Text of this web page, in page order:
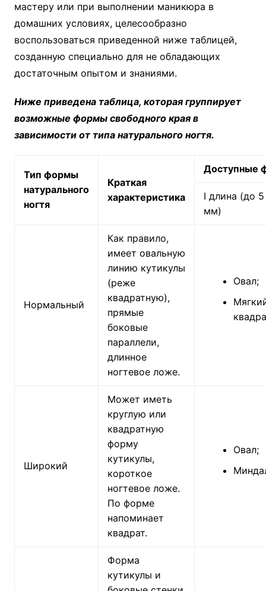
мастеру или при выполнении маникюра в
домашних условиях, целесообразно
воспользоваться приведенной ниже таблицей,
созданную специально для не обладающих
достаточным опытом и знаниями.
Ниже приведена таблица, которая группирует
возможные формы свободного края в
зависимости от типа натурального ногтя.
Тип формы
натурального
ногтя
Краткая
характеристика
Доступные
І длина (до 5
мм)
Нормальный
Как правило,
имеет овальную
линию кутикулы
(реже
квадратную),
прямые
боковые
параллели,
длинное
ногтевое ложе.
Овал;
Широкий
Может иметь
круглую или
квадратную
форму
кутикулы,
короткое
ногтевое ложе.
По форме
напоминает
квадрат.
Овал;
Форма
кутикулы и